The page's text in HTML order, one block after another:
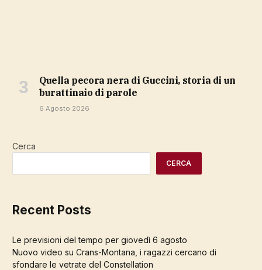
Quella pecora nera di Guccini, storia di un
burattinaio di parole
6 Agosto 2026
Cerca
CERCA
Recent Posts
Le previsioni del tempo per giovedì 6 agosto
Nuovo video su Crans-Montana, i ragazzi cercano di
sfondare le vetrate del Constellation